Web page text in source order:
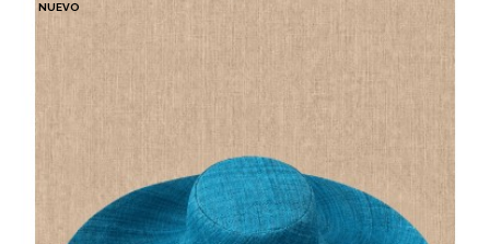
NUEVO